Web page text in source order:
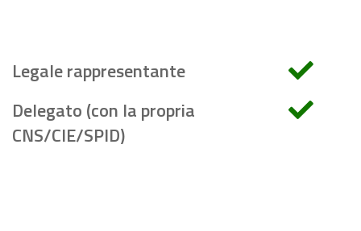
Legale rappresentante
Delegato (con la propria
CNS/CIE/SPID)